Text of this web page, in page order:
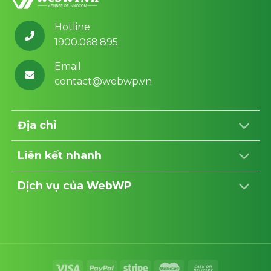
Hotline
1900.068.895
Email
contact@webwp.vn
Địa chỉ
Liên kết nhanh
Dịch vụ của WebWP